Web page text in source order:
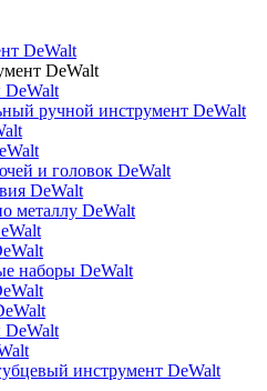
DeWalt
DeWalt
DeWalt
ручной инструмент DeWalt
и головок DeWalt
DeWalt
металлу DeWalt
наборы DeWalt
инструмент DeWalt